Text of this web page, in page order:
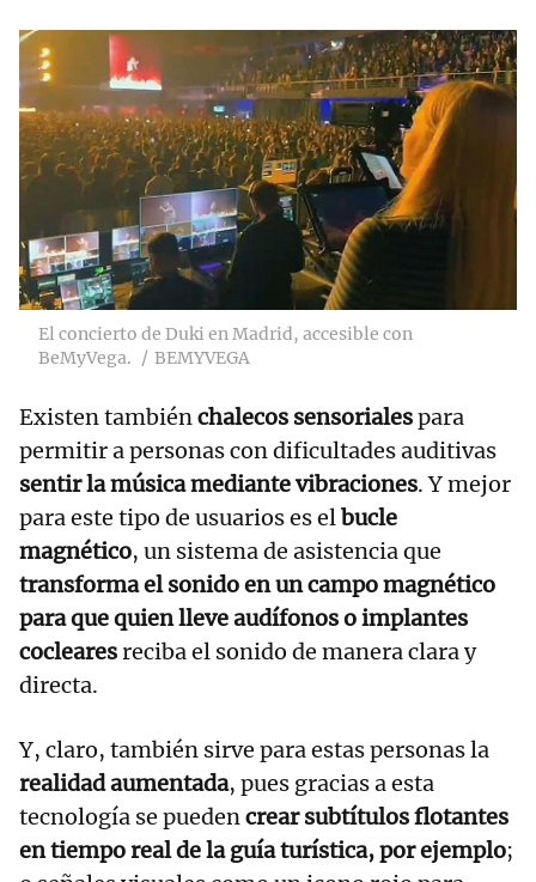
El concierto de Duki en Madrid, accesible con
BeMyVega.
BEMYVEGA
Existen tambiénchalecos sensorialespara
permitir a personas con dificultades auditivas
sentir la música mediante vibraciones. Y mejor
para este tipo de usuarios es elbucle
magnético, un sistema de asistencia que
transforma el sonido en un campo magnético
para que quien lleve audífonos o implantes
coclearesreciba el sonido de manera clara y
directa.
Y, claro, también sirve para estas personas la
realidad aumentada, pues gracias a esta
tecnología se puedencrear subtítulos flotantes
en tiempo real de la guía turística, por ejemplo;